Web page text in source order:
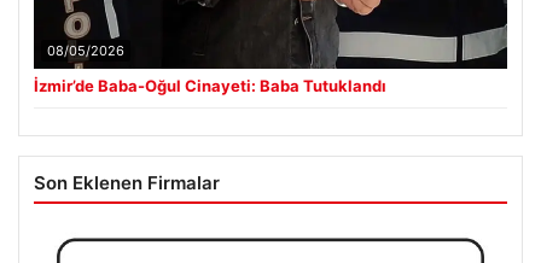
08/05/2026
İzmir’de Baba-Oğul Cinayeti: Baba Tutuklandı
Son Eklenen Firmalar